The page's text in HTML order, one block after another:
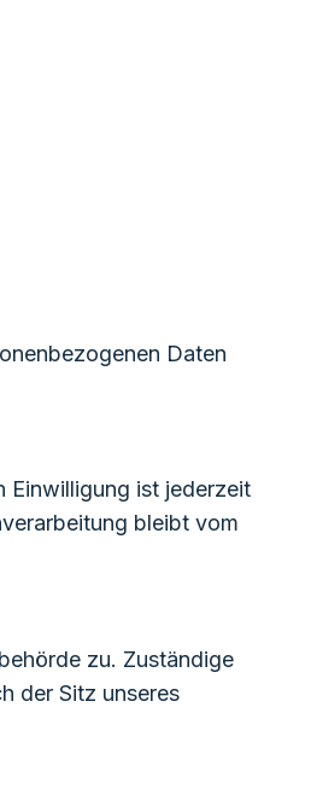
Daten
Einwilligung ist jederzeit
bleibt vom
zu. Zuständige
der Sitz unseres